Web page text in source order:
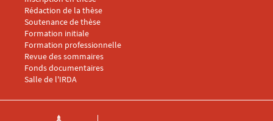
Rédaction de la thèse
Soutenance de thèse
Menu footer IRDA 5
Formation initiale
Formation professionnelle
Revue des sommaires
Fonds documentaires
Salle de l'IRDA